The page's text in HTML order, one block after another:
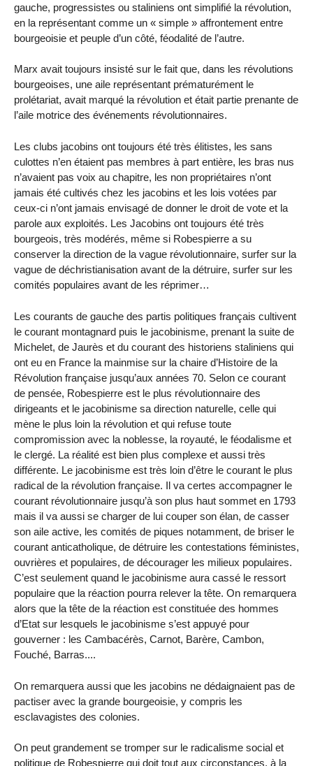
gauche, progressistes ou staliniens ont simplifié la révolution,
en la représentant comme un « simple » affrontement entre
bourgeoisie et peuple d’un côté, féodalité de l’autre.
Marx avait toujours insisté sur le fait que, dans les révolutions
bourgeoises, une aile représentant prématurément le
prolétariat, avait marqué la révolution et était partie prenante de
l’aile motrice des événements révolutionnaires.
Les clubs jacobins ont toujours été très élitistes, les sans
culottes n’en étaient pas membres à part entière, les bras nus
n’avaient pas voix au chapitre, les non propriétaires n’ont
jamais été cultivés chez les jacobins et les lois votées par
ceux-ci n’ont jamais envisagé de donner le droit de vote et la
parole aux exploités. Les Jacobins ont toujours été très
bourgeois, très modérés, même si Robespierre a su
conserver la direction de la vague révolutionnaire, surfer sur la
vague de déchristianisation avant de la détruire, surfer sur les
comités populaires avant de les réprimer…
Les courants de gauche des partis politiques français cultivent
le courant montagnard puis le jacobinisme, prenant la suite de
Michelet, de Jaurès et du courant des historiens staliniens qui
ont eu en France la mainmise sur la chaire d’Histoire de la
Révolution française jusqu’aux années 70. Selon ce courant
de pensée, Robespierre est le plus révolutionnaire des
dirigeants et le jacobinisme sa direction naturelle, celle qui
mène le plus loin la révolution et qui refuse toute
compromission avec la noblesse, la royauté, le féodalisme et
le clergé. La réalité est bien plus complexe et aussi très
différente. Le jacobinisme est très loin d’être le courant le plus
radical de la révolution française. Il va certes accompagner le
courant révolutionnaire jusqu’à son plus haut sommet en 1793
mais il va aussi se charger de lui couper son élan, de casser
son aile active, les comités de piques notamment, de briser le
courant anticatholique, de détruire les contestations féministes,
ouvrières et populaires, de décourager les milieux populaires.
C’est seulement quand le jacobinisme aura cassé le ressort
populaire que la réaction pourra relever la tête. On remarquera
alors que la tête de la réaction est constituée des hommes
d’Etat sur lesquels le jacobinisme s’est appuyé pour
gouverner : les Cambacérès, Carnot, Barère, Cambon,
Fouché, Barras....
On remarquera aussi que les jacobins ne dédaignaient pas de
pactiser avec la grande bourgeoisie, y compris les
esclavagistes des colonies.
On peut grandement se tromper sur le radicalisme social et
politique de Robespierre qui doit tout aux circonstances, à la